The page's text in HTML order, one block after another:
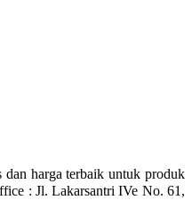
harga terbaik untuk produk
: Jl. Lakarsantri IVe No. 61,